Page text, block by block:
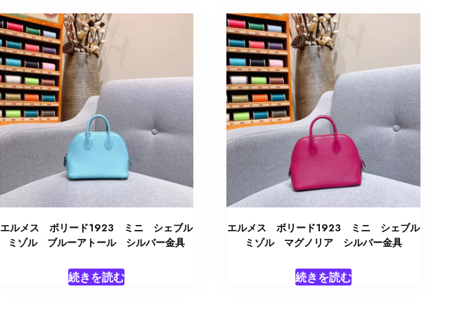
エルメス ボリード1923 ミニ シェブル
ミゾル ブルーアトール シルバー金具
続きを読む
エルメス ボリード1923 ミニ シェブル
ミゾル マグノリア シルバー金具
続きを読む